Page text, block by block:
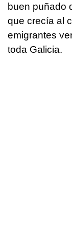
buen puñado
que crecía al
emigrantes
toda Galicia.